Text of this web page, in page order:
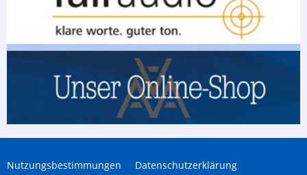
Nutzungsbestimmungen Datenschutzerklärung